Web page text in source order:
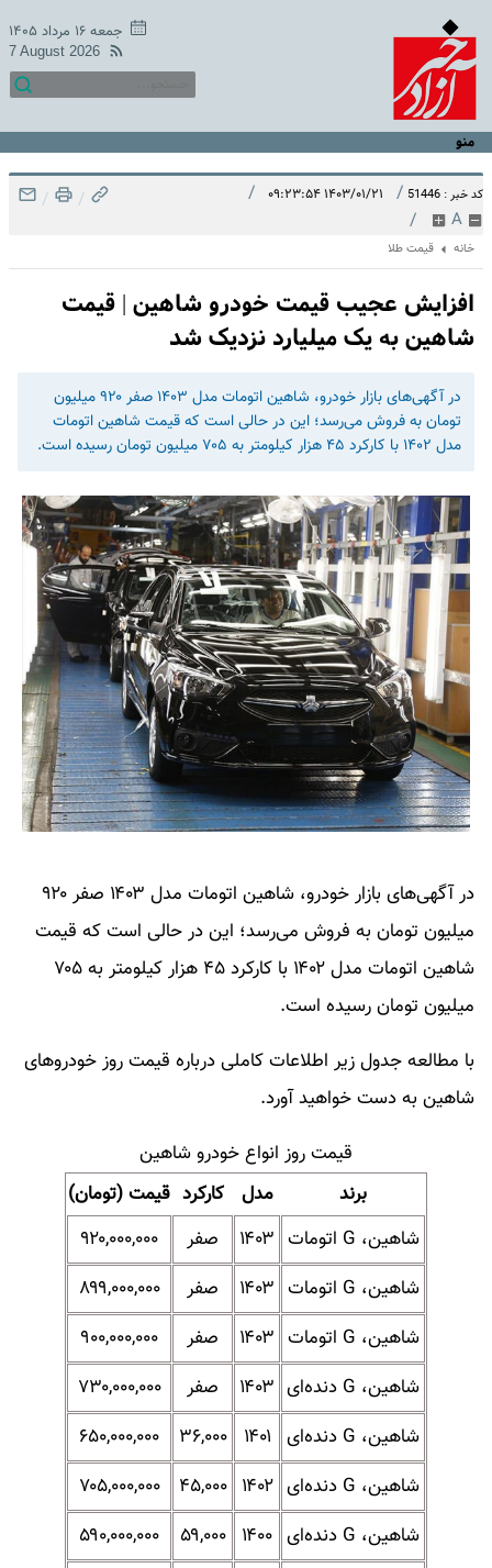
جمعه ۱۶ مرداد ۱۴۰۵
7 August 2026
منو
کد خبر : 51446 / ۱۴۰۳/۰۱/۲۱ ۰۹:۲۳:۵۴ /
A
/
/
/
خانه قیمت طلا
افزایش عجیب قیمت خودرو شاهین | قیمت
شاهین به یک میلیارد نزدیک شد
در آگهی‌های بازار خودرو، شاهین اتومات مدل ۱۴۰۳ صفر ۹۲۰ میلیون
تومان به فروش می‌رسد؛ این در حالی است که قیمت شاهین اتومات
مدل ۱۴۰۲ با کارکرد ۴۵ هزار کیلومتر به ۷۰۵ میلیون تومان رسیده است.
در آگهی‌های بازار خودرو، شاهین اتومات مدل ۱۴۰۳ صفر ۹۲۰
میلیون تومان به فروش می‌رسد؛ این در حالی است که قیمت
شاهین اتومات مدل ۱۴۰۲ با کارکرد ۴۵ هزار کیلومتر به ۷۰۵
میلیون تومان رسیده است.
با مطالعه جدول زیر اطلاعات کاملی درباره قیمت روز خودروهای
شاهین به دست خواهید آورد.
قیمت روز انواع خودرو شاهین
برند
مدل کارکرد قیمت (تومان)
شاهین، G اتومات
۱۴۰۳ صفر
۹۲۰,۰۰۰,۰۰۰
شاهین، G اتومات
۱۴۰۳ صفر
۸۹۹,۰۰۰,۰۰۰
شاهین، G اتومات
۱۴۰۳ صفر
۹۰۰,۰۰۰,۰۰۰
شاهین، G دنده‌ای
۱۴۰۳ صفر
۷۳۰,۰۰۰,۰۰۰
شاهین، G دنده‌ای
۱۴۰۱ ۳۶,۰۰۰
۶۵۰,۰۰۰,۰۰۰
شاهین، G دنده‌ای
۱۴۰۲ ۴۵,۰۰۰
۷۰۵,۰۰۰,۰۰۰
شاهین، G دنده‌ای
۱۴۰۰ ۵۹,۰۰۰
۵۹۰,۰۰۰,۰۰۰